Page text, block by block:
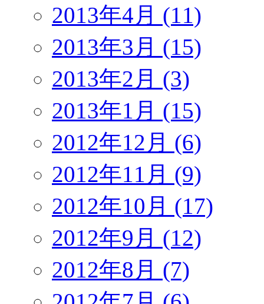
2013年4月 (11)
2013年3月 (15)
2013年2月 (3)
2013年1月 (15)
2012年12月 (6)
2012年11月 (9)
2012年10月 (17)
2012年9月 (12)
2012年8月 (7)